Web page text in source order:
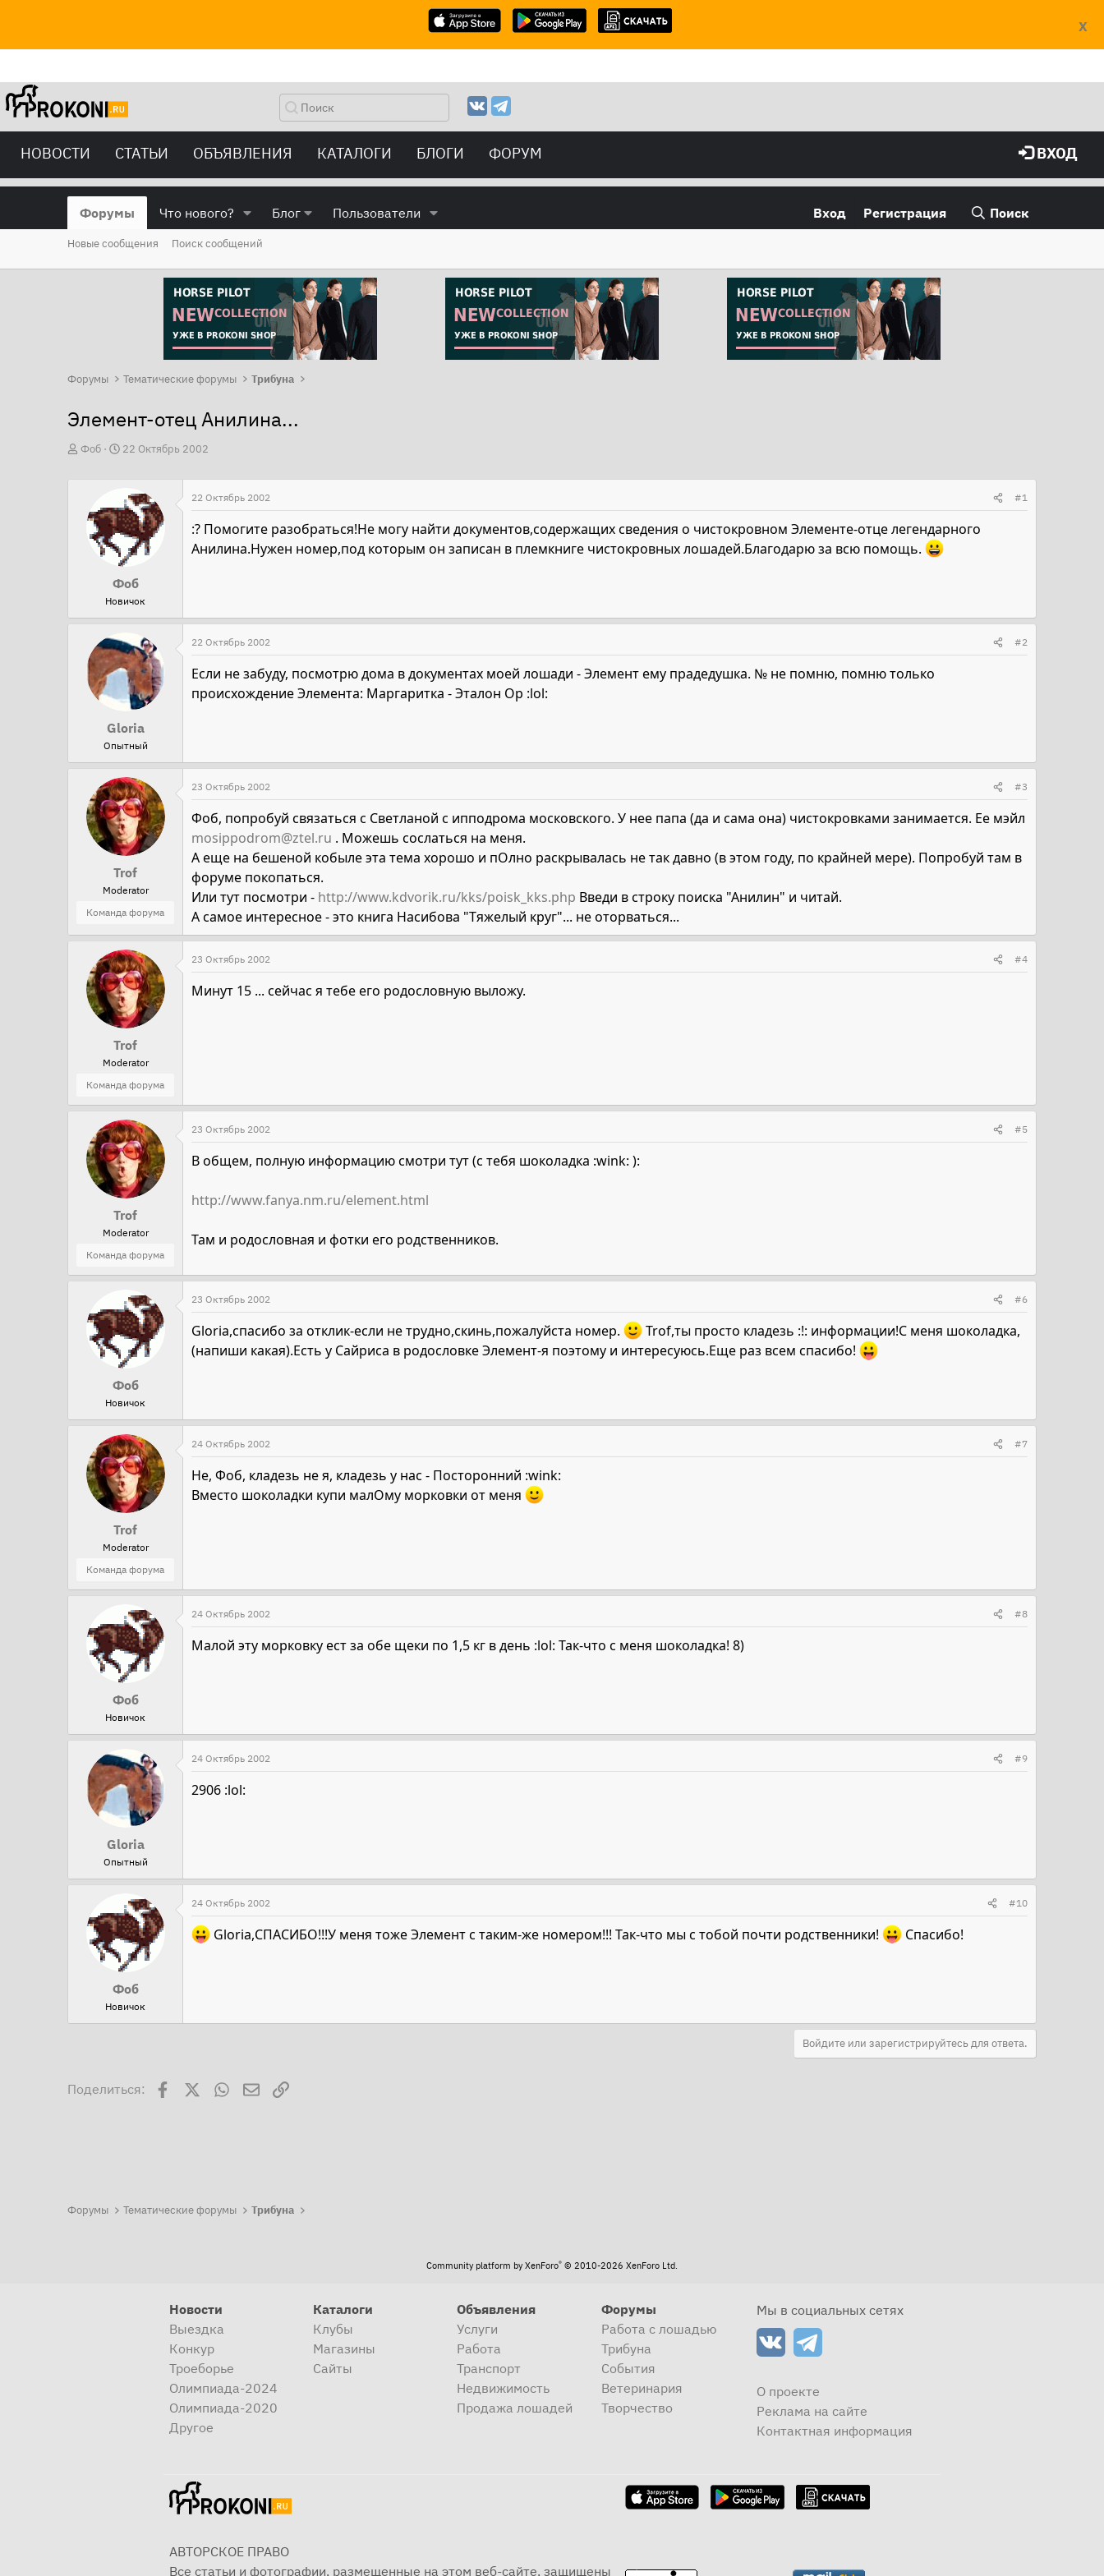
X
НОВОСТИ СТАТЬИ ОБЪЯВЛЕНИЯ КАТАЛОГИ БЛОГИ ФОРУМ ВХОД
Форумы Что нового? Блог Пользователи Вход Регистрация Поиск
Новые сообщения Поиск сообщений
Форумы Тематические форумы Трибуна
Элемент-отец Анилина...
А
Фоб
Д
а
н
ч
а
л
22 Октябрь 2002
Фоб
Новичок
22 Октябрь 2002 #1
:? Помогите разобраться!Не могу найти документов,содержащих сведения о чистокровном Элементе-отце легендарного
Анилина.Нужен номер,под которым он записан в племкниге чистокровных лошадей.Благодарю за всю помощь.
Gloria
Опытный
22 Октябрь 2002 #2
Если не забуду, посмотрю дома в документах моей лошади - Элемент ему прадедушка. № не помню, помню только
происхождение Элемента: Маргаритка - Эталон Ор :lol:
Trof
Moderator
Команда форума
23 Октябрь 2002 #3
Фоб, попробуй связаться с Светланой с ипподрома московского. У нее папа (да и сама она) чистокровками занимается. Ее мэйл
mosippodrom@ztel.ru . Можешь сослаться на меня.
А еще на бешеной кобыле эта тема хорошо и пОлно раскрывалась не так давно (в этом году, по крайней мере). Попробуй там в
форуме покопаться.
Или тут посмотри - http://www.kdvorik.ru/kks/poisk_kks.php Введи в строку поиска "Анилин" и читай.
А самое интересное - это книга Насибова "Тяжелый круг"... не оторваться...
Trof
Moderator
Команда форума
23 Октябрь 2002 #4
Минут 15 ... сейчас я тебе его родословную выложу.
Trof
Moderator
Команда форума
23 Октябрь 2002 #5
В общем, полную информацию смотри тут (с тебя шоколадка :wink: ):
http://www.fanya.nm.ru/element.html
Там и родословная и фотки его родственников.
Фоб
Новичок
23 Октябрь 2002 #6
Gloria,спасибо за отклик-если не трудно,скинь,пожалуйста номер.
Trof,ты просто кладезь :!: информации!С меня шоколадка,
(напиши какая).Есть у Сайриса в родословке Элемент-я поэтому и интересуюсь.Еще раз всем спасибо!
Trof
Moderator
Команда форума
24 Октябрь 2002 #7
Не, Фоб, кладезь не я, кладезь у нас - Посторонний :wink:
Вместо шоколадки купи малОму морковки от меня
Фоб
Новичок
24 Октябрь 2002 #8
Малой эту морковку ест за обе щеки по 1,5 кг в день :lol: Так-что с меня шоколадка! 8)
Gloria
Опытный
24 Октябрь 2002 #9
2906 :lol:
Фоб
Новичок
24 Октябрь 2002 #10
Gloria,СПАСИБО!!!У меня тоже Элемент с таким-же номером!!! Так-что мы с тобой почти родственники! Спасибо!
Войдите или зарегистрируйтесь для ответа.
Поделиться: FacebookWhatsAppЭлектронная почта
Ссылка
Форумы Тематические форумы Трибуна
Community platform by XenForo® © 2010-2026 XenForo Ltd.
Новости
Выездка
Конкур
Троеборье
Олимпиада-2024
Олимпиада-2020
Другое
Каталоги
Клубы
Магазины
Сайты
Объявления
Услуги
Работа
Транспорт
Недвижимость
Продажа лошадей
Форумы
Работа с лошадью
Трибуна
События
Ветеринария
Творчество
Мы в социальных сетях
О проекте
Реклама на сайте
Контактная информация
АВТОРСКОЕ ПРАВО
Все статьи и фотографии, размещенные на этом веб-сайте, защищены